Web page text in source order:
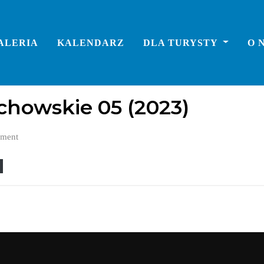
KALENDARZ DLA TURYSTY O
05 (2023)